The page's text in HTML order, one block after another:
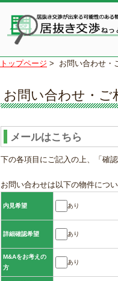
トップページ > お問い合わせ・
お問い合わせ・ご
メールはこちら
下の各項目にご記入の上、「確
お問い合わせは以下の物件につ
内見希望 あり
詳細確認希望 あり
M&Aをお考えの
方
あり